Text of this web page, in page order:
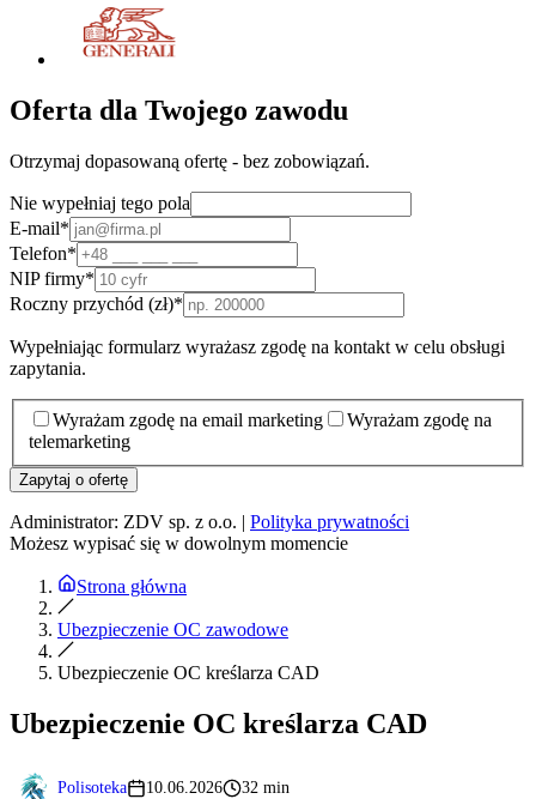
Oferta dla Twojego zawodu
Otrzymaj dopasowaną ofertę - bez zobowiązań.
Nie wypełniaj tego pola
E-mail*
Telefon*
NIP firmy*
Roczny przychód (zł)*
Wypełniając formularz wyrażasz zgodę na kontakt w celu obsługi
zapytania.
Wyrażam zgodę na email marketing
Wyrażam zgodę na
telemarketing
Zapytaj o ofertę
Administrator: ZDV sp. z o.o. | Polityka prywatności
Możesz wypisać się w dowolnym momencie
Strona główna
Ubezpieczenie OC zawodowe
Ubezpieczenie OC kreślarza CAD
Ubezpieczenie OC kreślarza CAD
Polisoteka 10.06.2026 32 min